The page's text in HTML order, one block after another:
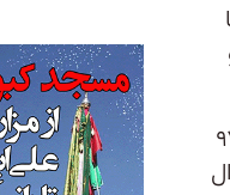
مبارزه رده‌بندی وزن ۹۷